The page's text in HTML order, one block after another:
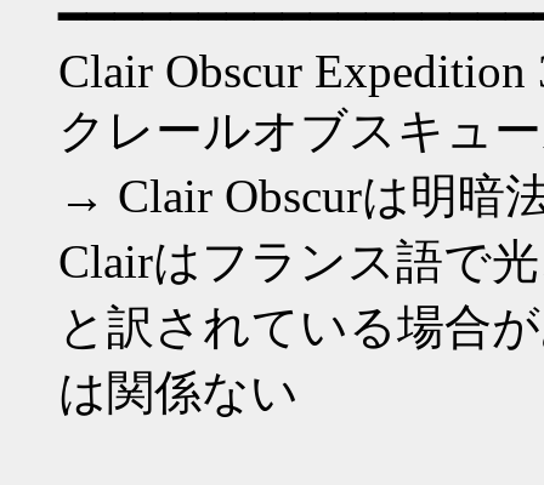
Clair Obscur Expedition
クレールオブスキュ
→ Clair Obscurは明暗
Clairはフランス語で
と訳されている場合
は関係ない